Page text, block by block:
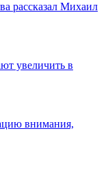
рассказал Михаил
увеличить в
внимания,